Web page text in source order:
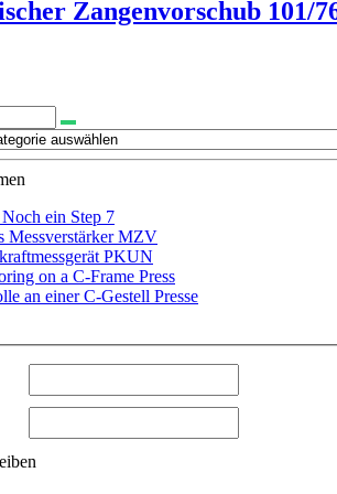
Zangenvorschub 101/
ein Step 7
Messverstärker MZV
PKUN
on a C-Frame Press
an einer C-Gestell Presse